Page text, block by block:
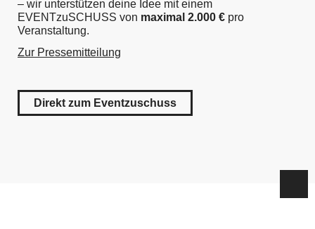
– wir unterstützen deine Idee mit einem
EVENTzuSCHUSS von maximal 2.000 € pro
Veranstaltung.
Zur Pressemitteilung
Direkt zum Eventzuschuss